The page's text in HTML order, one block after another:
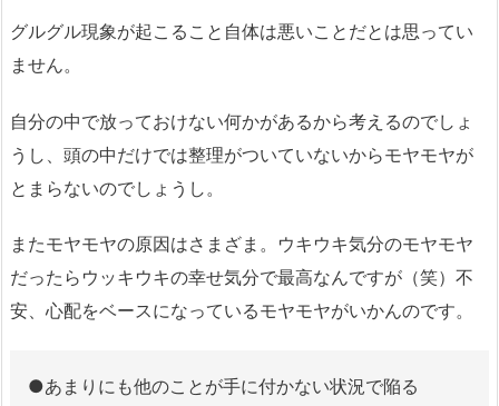
グルグル現象が起こること自体は悪いことだとは思ってい
ません。
自分の中で放っておけない何かがあるから考えるのでしょ
うし、頭の中だけでは整理がついていないからモヤモヤが
とまらないのでしょうし。
またモヤモヤの原因はさまざま。ウキウキ気分のモヤモヤ
だったらウッキウキの幸せ気分で最高なんですが（笑）不
安、心配をベースになっているモヤモヤがいかんのです。
●あまりにも他のことが手に付かない状況で陥る